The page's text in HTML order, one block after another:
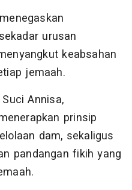
urusan
keabsahan
jemaah.
Annisa,
prinsip
dam, sekaligus
pandangan fikih yang